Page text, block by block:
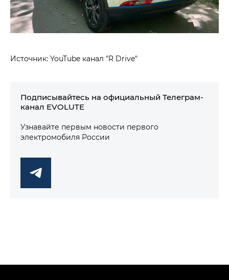
Источник: YouTube канал "R Drive"
Подписывайтесь на официальный Телеграм-
канал EVOLUTE
Узнавайте первым новости первого
электромобиля России